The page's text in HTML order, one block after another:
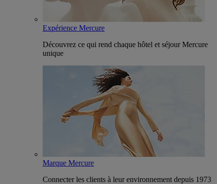
Expérience Mercure
Découvrez ce qui rend chaque hôtel et séjour Mercure
unique
Marque Mercure
Connecter les clients à leur environnement depuis 1973